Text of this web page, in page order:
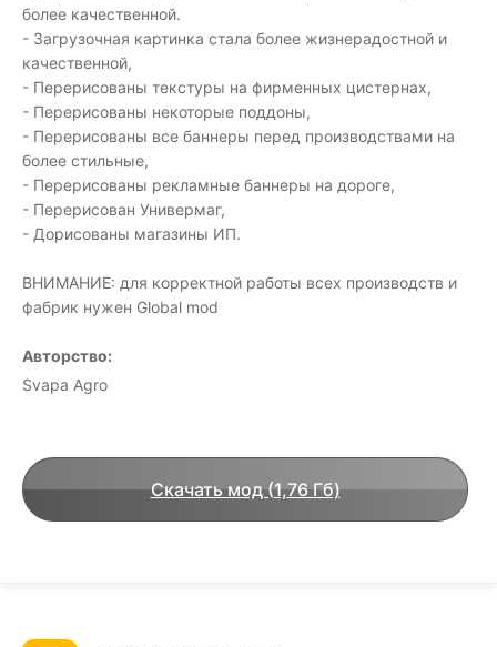
более качественной.
- Загрузочная картинка стала более жизнерадостной и
качественной,
- Перерисованы текстуры на фирменных цистернах,
- Перерисованы некоторые поддоны,
- Перерисованы все баннеры перед производствами на
более стильные,
- Перерисованы рекламные баннеры на дороге,
- Перерисован Универмаг,
- Дорисованы магазины ИП.
ВНИМАНИЕ: для корректной работы всех производств и
фабрик нужен Global mod
Авторство:
Svapa Agro
Скачать мод (1,76 Гб)